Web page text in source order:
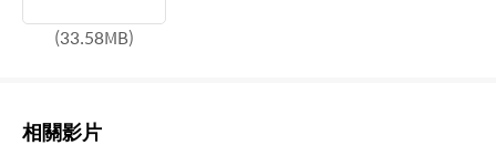
(33.58MB)
相關影片